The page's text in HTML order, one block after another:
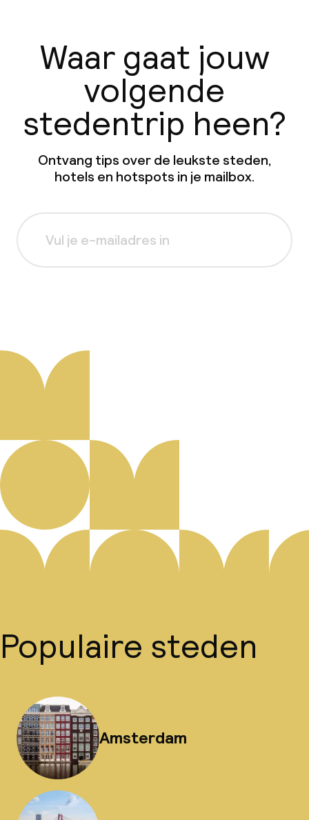
Waar gaat jouw
volgende
stedentrip heen?
Ontvang tips over de leukste steden,
hotels en hotspots in je mailbox.
Populaire steden
Amsterdam